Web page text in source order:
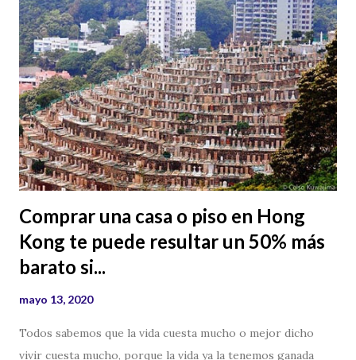
Comprar una casa o piso en Hong
Kong te puede resultar un 50% más
barato si...
mayo 13, 2020
Todos sabemos que la vida cuesta mucho o mejor dicho
vivir cuesta mucho, porque la vida ya la tenemos ganada